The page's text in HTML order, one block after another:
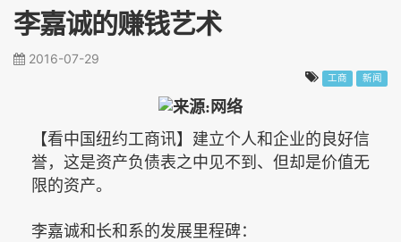
李嘉诚的赚钱艺术
2016-07-29
工商 新闻
【看中国纽约工商讯】建立个人和企业的良好信
誉，这是资产负债表之中见不到、但却是价值无
限的资产。
李嘉诚和长和系的发展里程碑：